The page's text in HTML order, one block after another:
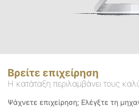
Βρείτε επιχείρηση
Η κατάταξη περιλαμβάνει τους
Ψάχνετε επιχείρηση; Ελέγξτε τη